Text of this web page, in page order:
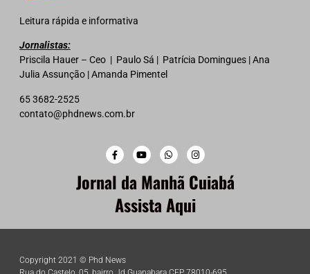
Leitura rápida e informativa
Jornalistas:
Priscila Hauer – Ceo | Paulo Sá | Patrícia Domingues | Ana
Julia Assunção | Amanda Pimentel
65 3682-2525
contato@phdnews.com.br
Jornal da Manhã Cuiabá
Assista Aqui
Copyright 2021 © Phd News